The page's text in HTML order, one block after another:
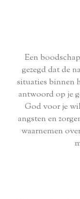
Een
gezegd dat de
situaties binnen
antwoord op je
God voor je
angsten en
waarnemen